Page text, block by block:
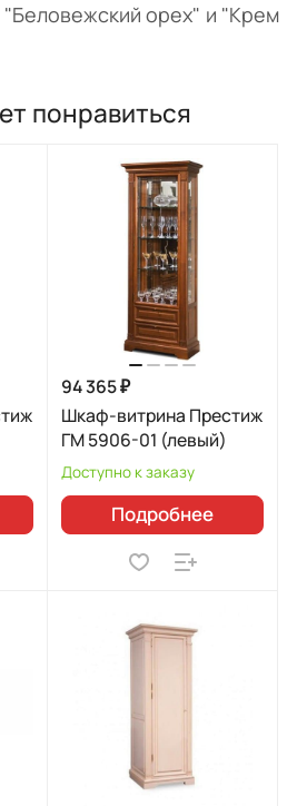
орех" и "Крем
понравиться
94 365 ₽
Шкаф-витрина Престиж
ГМ 5906-01 (левый)
Доступно к заказу
Подробнее